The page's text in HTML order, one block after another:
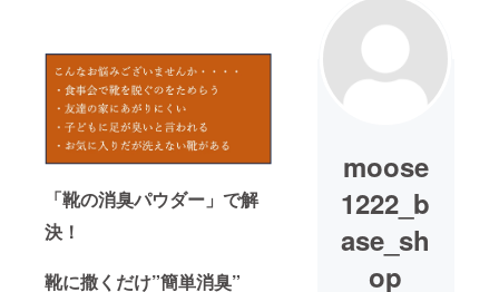
「靴の消臭パウダー」で解
決！
靴に撒くだけ”簡単消臭”
moose
1222_b
ase_sh
op